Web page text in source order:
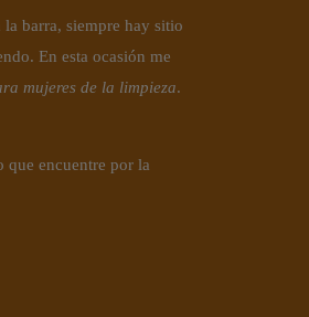
barra, siempre hay sitio
En esta ocasión me
mujeres de la limpieza.
que encuentre por la